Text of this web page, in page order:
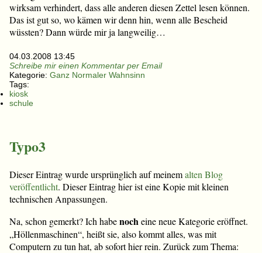
wirksam verhindert, dass alle anderen diesen Zettel lesen können.
Das ist gut so, wo kämen wir denn hin, wenn alle Bescheid
wüssten? Dann würde mir ja langweilig…
04.03.2008 13:45
Schreibe mir einen Kommentar per Email
Kategorie: Ganz Normaler Wahnsinn
Tags:
kiosk
schule
Typo3
Dieser Eintrag wurde ursprünglich auf meinemalten Blog
veröffentlicht. Dieser Eintrag hier ist eine Kopie mit kleinen
technischen Anpassungen.
Na, schon gemerkt? Ich habenoch eine neue Kategorie eröffnet.
„Höllenmaschinen“, heißt sie, also kommt alles, was mit
Computern zu tun hat, ab sofort hier rein. Zurück zum Thema: